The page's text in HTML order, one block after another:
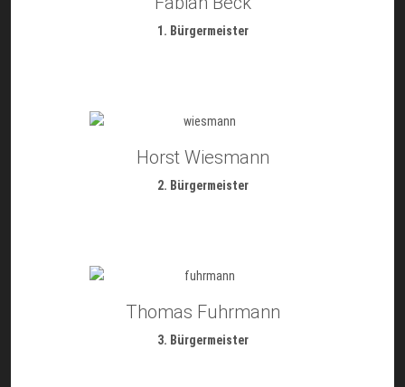
1. Bürgermeister
Horst Wiesmann
2. Bürgermeister
Thomas Fuhrmann
3. Bürgermeister